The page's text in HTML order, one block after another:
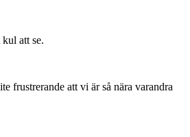
att se.
frustrerande att vi är så nära varandra